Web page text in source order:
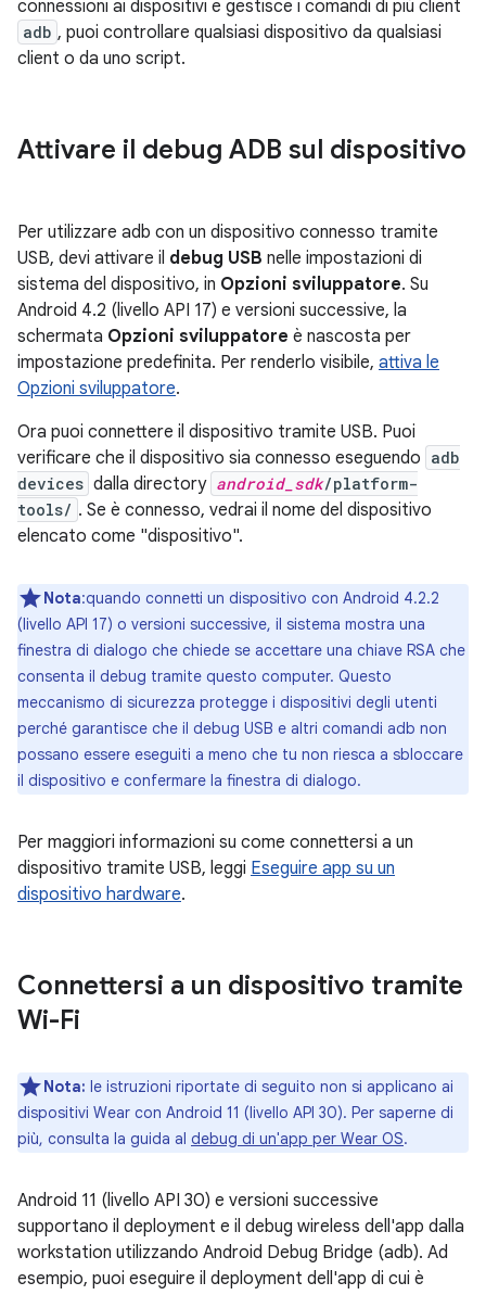
connessioni ai dispositivi e gestisce i comandi di più client
adb , puoi controllare qualsiasi dispositivo da qualsiasi
client o da uno script.
Attivare il debug ADB sul dispositivo
Per utilizzare adb con un dispositivo connesso tramite
USB, devi attivare il debug USB nelle impostazioni di
sistema del dispositivo, in Opzioni sviluppatore. Su
Android 4.2 (livello API 17) e versioni successive, la
schermata Opzioni sviluppatore è nascosta per
impostazione predefinita. Per renderlo visibile, attiva le
Opzioni sviluppatore.
Ora puoi connettere il dispositivo tramite USB. Puoi
verificare che il dispositivo sia connesso eseguendo adb
devices dalla directory android_sdk/platform-
tools/ . Se è connesso, vedrai il nome del dispositivo
elencato come "dispositivo".
Nota:quando connetti un dispositivo con Android 4.2.2
(livello API 17) o versioni successive, il sistema mostra una
finestra di dialogo che chiede se accettare una chiave RSA che
consenta il debug tramite questo computer. Questo
meccanismo di sicurezza protegge i dispositivi degli utenti
perché garantisce che il debug USB e altri comandi adb non
possano essere eseguiti a meno che tu non riesca a sbloccare
il dispositivo e confermare la finestra di dialogo.
Per maggiori informazioni su come connettersi a un
dispositivo tramite USB, leggi Eseguire app su un
dispositivo hardware.
Connettersi a un dispositivo tramite
Wi-Fi
Nota: le istruzioni riportate di seguito non si applicano ai
dispositivi Wear con Android 11 (livello API 30). Per saperne di
più, consulta la guida al debug di un'app per Wear OS.
Android 11 (livello API 30) e versioni successive
supportano il deployment e il debug wireless dell'app dalla
workstation utilizzando Android Debug Bridge (adb). Ad
esempio, puoi eseguire il deployment dell'app di cui è